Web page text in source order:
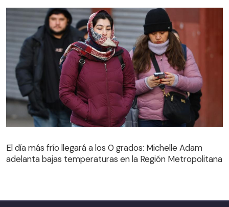
adelanta bajas temperaturas en la Región Metropolitana
El día más frío llegará a los 0 grados: Michelle Adam
adelanta bajas temperaturas en la Región Metropolitana